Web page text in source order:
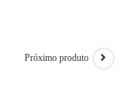
Próximo produto